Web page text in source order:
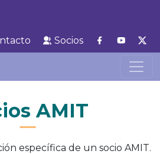
Socios
AMIT
específica de un socio AMIT.